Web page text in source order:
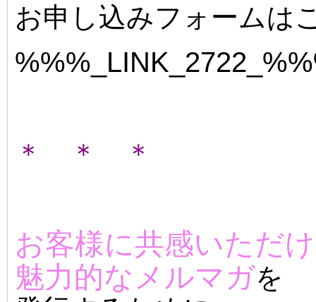
お申し込みフォームは
＊ ＊ ＊
お客様に共感いただ
魅力的なメルマガを